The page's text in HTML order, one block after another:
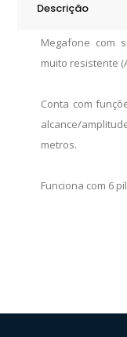
Descrição
Megafone com
muito resistente
Conta com
alcance/
metros.
Funciona com 6